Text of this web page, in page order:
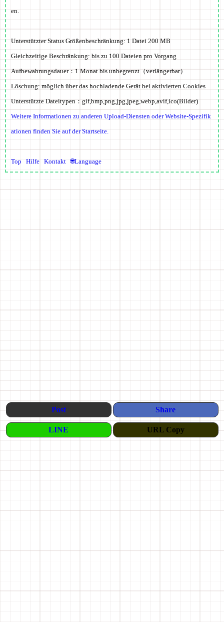
en.
Unterstützter Status Größenbeschränkung: 1 Datei 200 MB
Gleichzeitige Beschränkung: bis zu 100 Dateien pro Vorgang
Aufbewahrungsdauer： 1 Monat bis unbegrenzt （verlängerbar）
Löschung: möglich über das hochladende Gerät bei aktivierten Cookies
Unterstützte Dateitypen： gif,bmp,png,jpg,jpeg,webp,avif,ico(Bilder)
Weitere Informationen zu anderen Upload-Diensten oder Website-Spezifik
ationen finden Sie auf der Startseite.
Top Hilfe Kontakt 🌐Language
Post Share
LINE URL Copy